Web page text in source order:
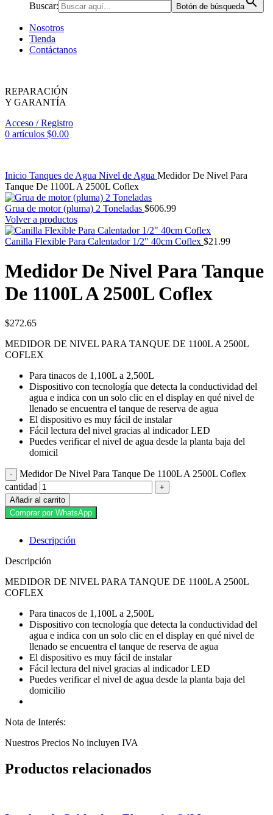
Buscar: Botón de búsqueda
Nosotros
Tienda
Contáctanos
REPARACIÓN
Y GARANTÍA
Acceso / Registro
0 artículos $0.00
Inicio Tanques de Agua Nivel de Agua Medidor De Nivel Para
Tanque De 1100L A 2500L Coflex
Grua de motor (pluma) 2 Toneladas $606.99
Volver a productos
Canilla Flexible Para Calentador 1/2" 40cm Coflex $21.99
Medidor De Nivel Para Tanque
De 1100L A 2500L Coflex
$272.65
MEDIDOR DE NIVEL PARA TANQUE DE 1100L A 2500L
COFLEX
Para tinacos de 1,100L a 2,500L
Dispositivo con tecnología que detecta la conductividad del
agua e indica con un solo clic en el display en qué nivel de
llenado se encuentra el tanque de reserva de agua
El dispositivo es muy fácil de instalar
Fácil lectura del nivel gracias al indicador LED
Puedes verificar el nivel de agua desde la planta baja del
domicil
Medidor De Nivel Para Tanque De 1100L A 2500L Coflex
cantidad
Añadir al carrito
Comprar por WhatsApp
Descripción
Descripción
MEDIDOR DE NIVEL PARA TANQUE DE 1100L A 2500L
COFLEX
Para tinacos de 1,100L a 2,500L
Dispositivo con tecnología que detecta la conductividad del
agua e indica con un solo clic en el display en qué nivel de
llenado se encuentra el tanque de reserva de agua
El dispositivo es muy fácil de instalar
Fácil lectura del nivel gracias al indicador LED
Puedes verificar el nivel de agua desde la planta baja del
domicilio
Nota de Interés:
Nuestros Precios No incluyen IVA
Productos relacionados